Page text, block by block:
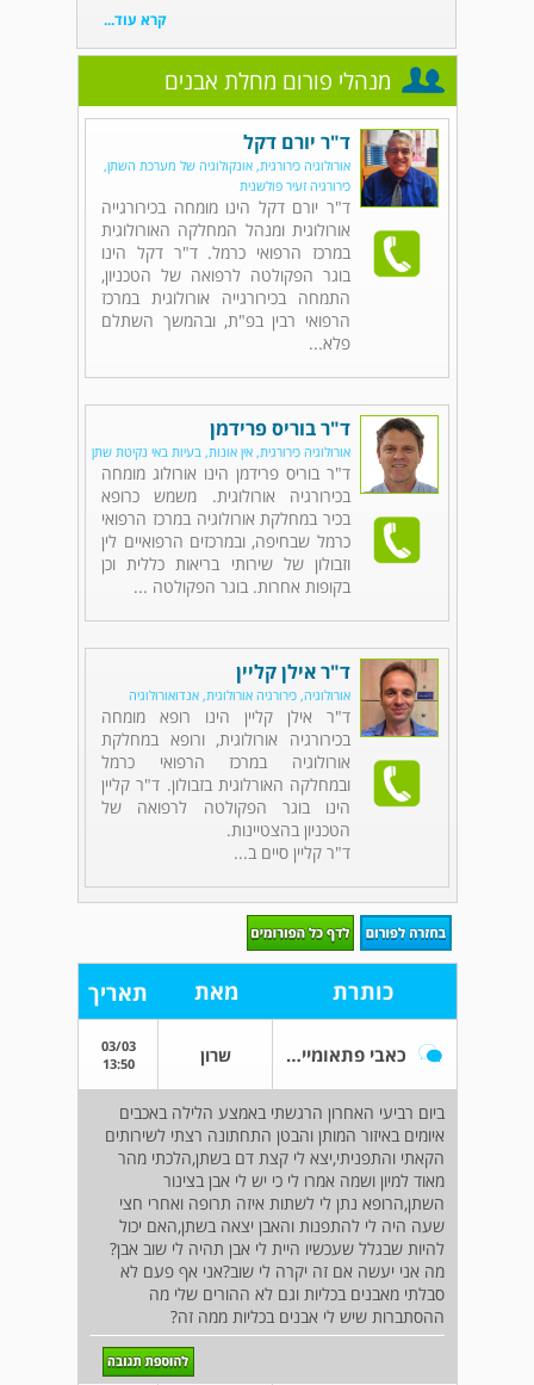
קרא עוד...
מנהלי פורום מחלת אבנים
ד"ר יורם דקל
אורולוגיה כירורגית, אונקולוגיה של מערכת השתן,
כירורגיה זעיר פולשנית
ד"ר יורם דקל הינו מומחה בכירורגייה
אורולוגית ומנהל המחלקה האורולוגית
במרכז הרפואי כרמל. ד"ר דקל הינו
בוגר הפקולטה לרפואה של הטכניון,
התמחה בכירורגייה אורולוגית במרכז
הרפואי רבין בפ"ת, ובהמשך השתלם
פלא...
ד"ר בוריס פרידמן
אורולוגיה כירורגית, אין אונות, בעיות באי נקיטת שתן
ד"ר בוריס פרידמן הינו אורולוג מומחה
בכירורגיה אורולוגית. משמש כרופא
בכיר במחלקת אורולוגיה במרכז הרפואי
כרמל שבחיפה, ובמרכזים הרפואיים לין
וזבולון של שירותי בריאות כללית וכן
בקופות אחרות. בוגר הפקולטה ...
ד"ר אילן קליין
אורולוגיה, כירורגיה אורולוגית, אנדואורולוגיה
ד"ר אילן קליין הינו רופא מומחה
בכירורגיה אורולוגית, ורופא במחלקת
אורולוגיה במרכז הרפואי כרמל
ובמחלקה האורלוגית בזבולון. ד"ר קליין
הינו בוגר הפקולטה לרפואה של
הטכניון בהצטיינות.
ד"ר קליין סיים ב...
כותרת מאת תאריך
כאבי פתאומיים באיזור המותן והבטן התחתונה שרון
03/03
13:50
ביום רביעי האחרון הרגשתי באמצע הלילה באכבים
איומים באיזור המותן והבטן התחתונה רצתי לשירותים
הקאתי והתפניתי,יצא לי קצת דם בשתן,הלכתי מהר
מאוד למיון ושמה אמרו לי כי יש לי אבן בצינור
השתן,הרופא נתן לי לשתות איזה תרופה ואחרי חצי
שעה היה לי להתפנות והאבן יצאה בשתן,האם יכול
להיות שבגלל שעכשיו היית לי אבן תהיה לי שוב אבן?
מה אני יעשה אם זה יקרה לי שוב?אני אף פעם לא
סבלתי מאבנים בכליות וגם לא ההורים שלי מה
ההסתברות שיש לי אבנים בכליות ממה זה?